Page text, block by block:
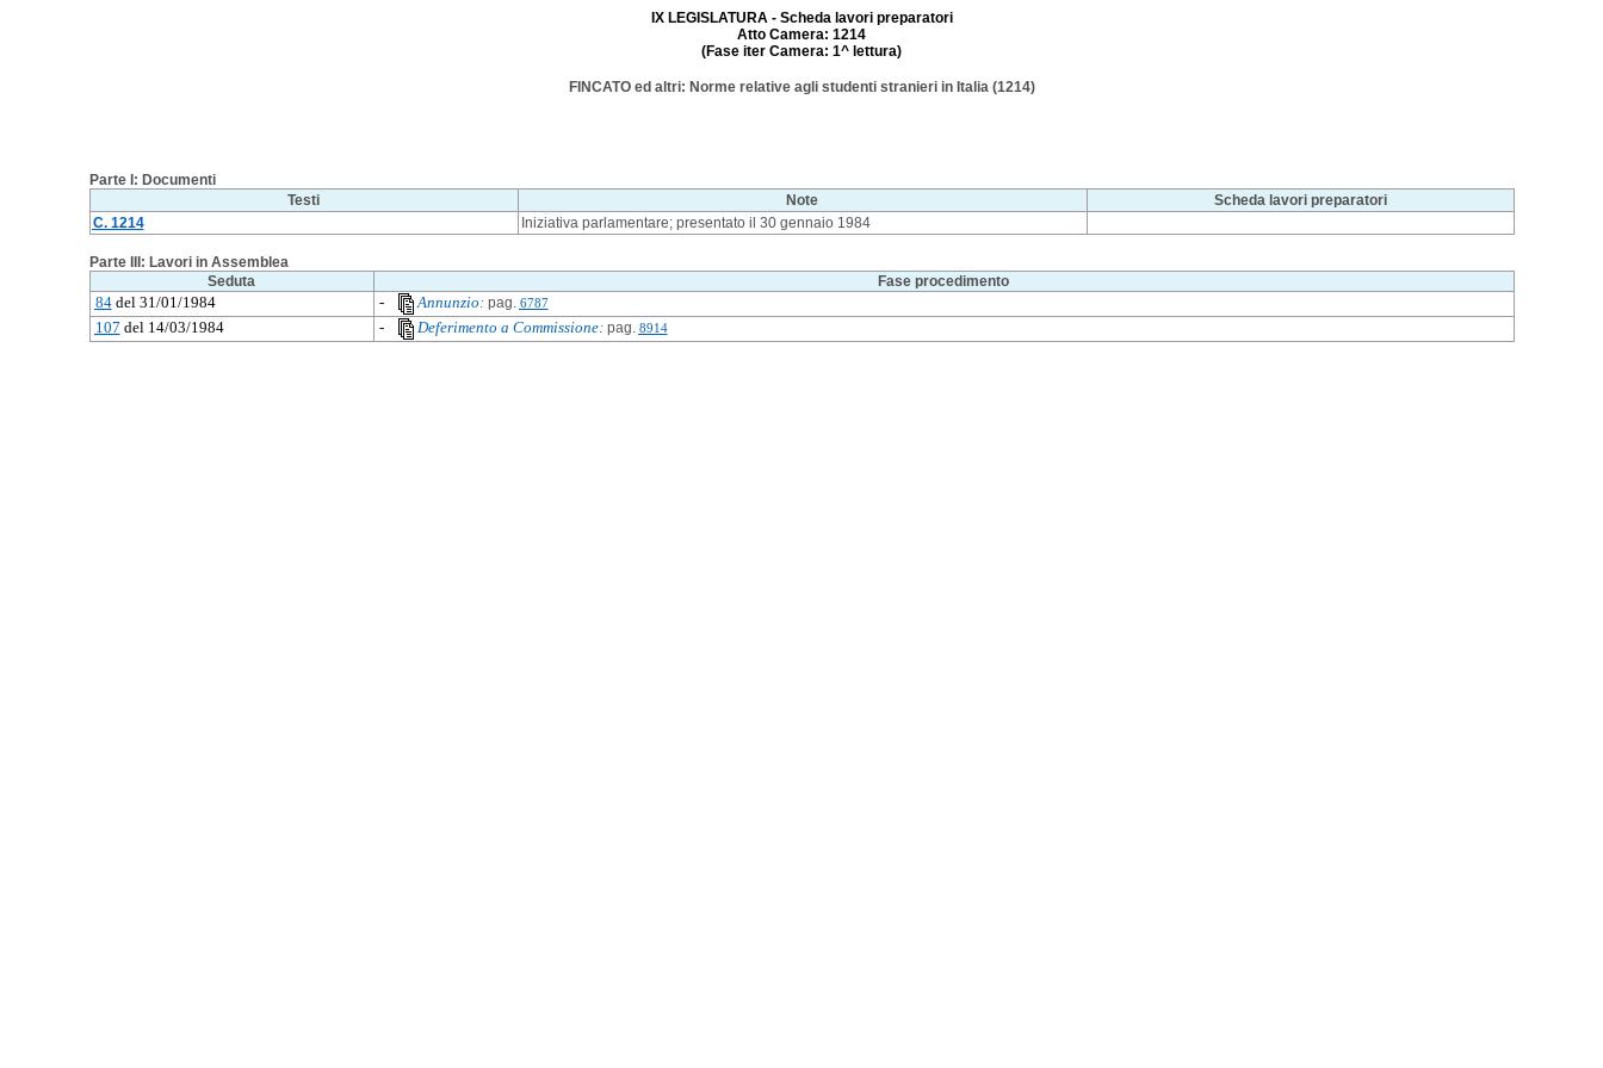
IX LEGISLATURA - Scheda lavori preparatori
Atto Camera: 1214
(Fase iter Camera: 1^ lettura)
FINCATO ed altri: Norme relative agli studenti stranieri in Italia (1214)
Parte I: Documenti
Testi
Note
Scheda lavori preparatori
C. 1214
Iniziativa parlamentare; presentato il 30 gennaio 1984
Parte III: Lavori in Assemblea
Seduta
Fase procedimento
84del 31/01/1984 - Annunzio:pag. 6787
107 del 14/03/1984 - Deferimento a Commissione:pag. 8914